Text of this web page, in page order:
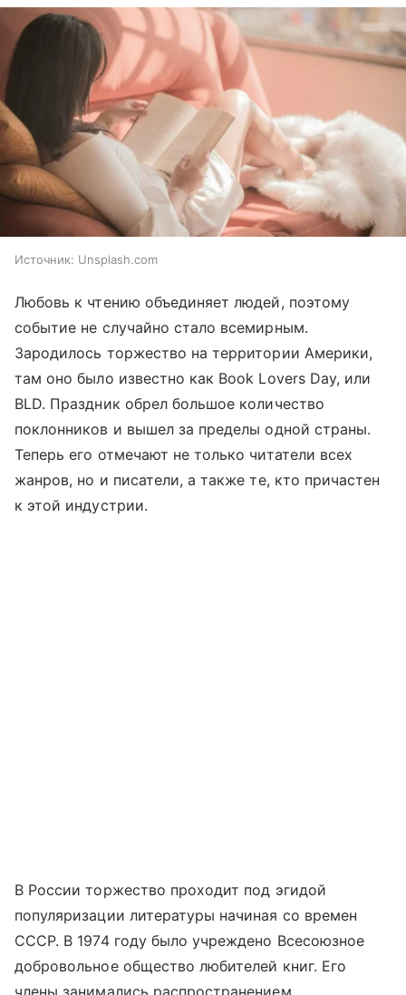
Источник: Unsplash.com
Любовь к чтению объединяет людей, поэтому
событие не случайно стало всемирным.
Зародилось торжество на территории Америки,
там оно было известно как Book Lovers Day, или
BLD. Праздник обрел большое количество
поклонников и вышел за пределы одной страны.
Теперь его отмечают не только читатели всех
жанров, но и писатели, а также те, кто причастен
к этой индустрии.
В России торжество проходит под эгидой
популяризации литературы начиная со времен
СССР. В 1974 году было учреждено Всесоюзное
добровольное общество любителей книг. Его
члены занимались распространением